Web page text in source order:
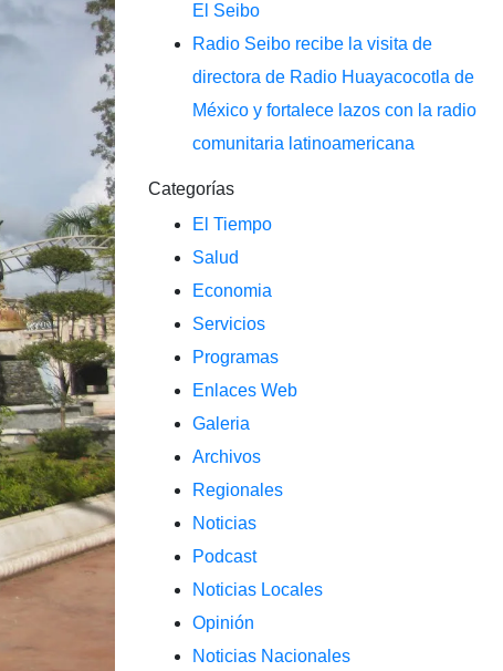
El Seibo
Radio Seibo recibe la visita de
directora de Radio Huayacocotla de
México y fortalece lazos con la radio
comunitaria latinoamericana
Categorías
El Tiempo
Salud
Economia
Servicios
Programas
Enlaces Web
Galeria
Archivos
Regionales
Noticias
Podcast
Noticias Locales
Opinión
Noticias Nacionales